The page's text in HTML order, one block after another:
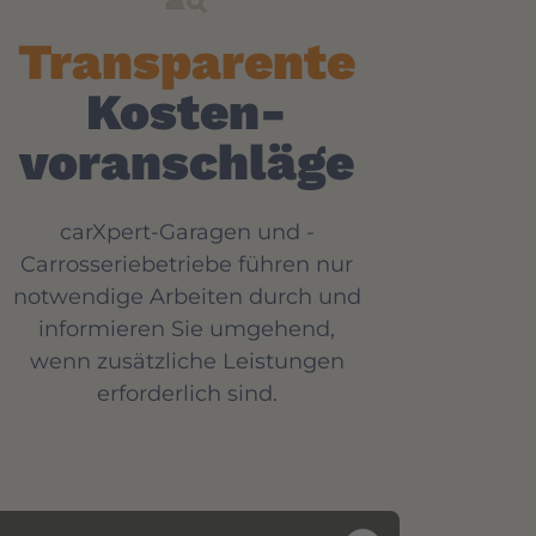
Transparente
Kosten-
voranschläge
carXpert-Garagen und -
Carrosseriebetriebe führen nur
notwendige Arbeiten durch und
informieren Sie umgehend,
wenn zusätzliche Leistungen
erforderlich sind.